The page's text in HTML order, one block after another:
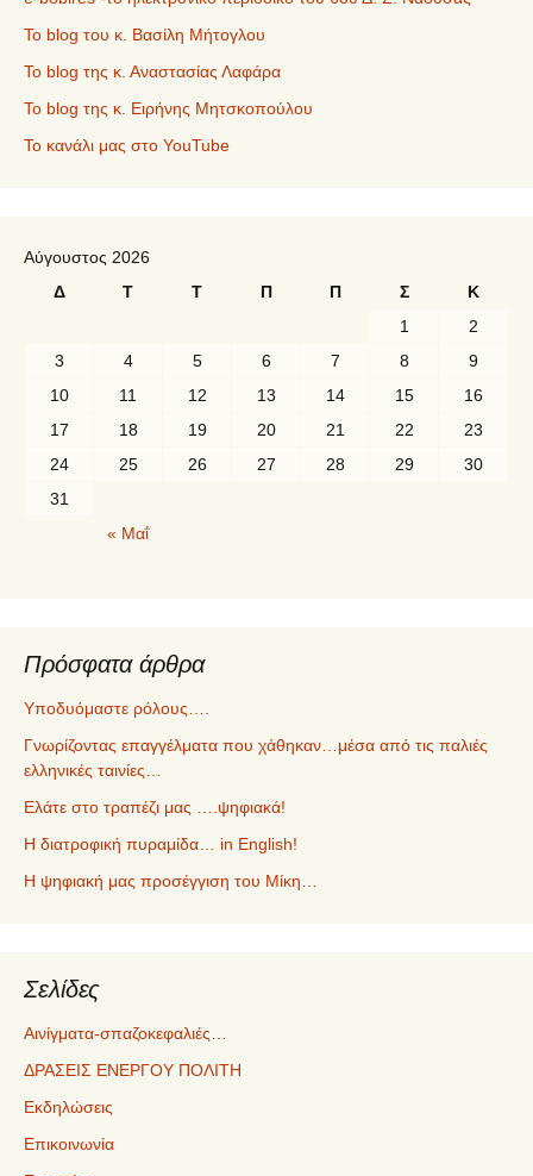
To blog του κ. Βασίλη Μήτογλου
Το blog της κ. Αναστασίας Λαφάρα
Το blog της κ. Ειρήνης Μητσκοπούλου
Το κανάλι μας στο YouTube
Αύγουστος 2026
Δ
Τ Τ Π Π Σ Κ
« Μαΐ
1
2
3
4 5 6 7 8
9
10
11 12 13 14 15
16
17
18 19 20 21 22
23
24
25 26 27 28 29
30
31
Πρόσφατα άρθρα
Υποδυόμαστε ρόλους….
Γνωρίζοντας επαγγέλματα που χάθηκαν…μέσα από τις παλιές
ελληνικές ταινίες…
Ελάτε στο τραπέζι μας ….ψηφιακά!
Η διατροφική πυραμίδα… in English!
Η ψηφιακή μας προσέγγιση του Μίκη…
Σελίδες
Αινίγματα-σπαζοκεφαλιές…
ΔΡΑΣΕΙΣ ΕΝΕΡΓΟΥ ΠΟΛΙΤΗ
Εκδηλώσεις
Επικοινωνία